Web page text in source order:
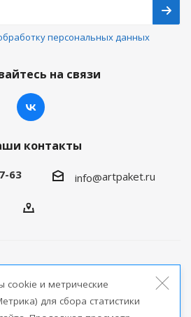
персональных данных
на связи
контакты
63 info@artpaket.ru
продукциии метрические
для сбора статистики